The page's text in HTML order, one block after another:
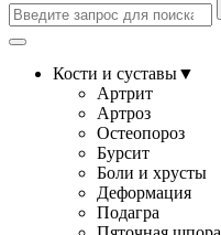
Кости и суставы▼
Артрит
Артроз
Остеопороз
Бурсит
Боли и хрусты
Деформация
Подагра